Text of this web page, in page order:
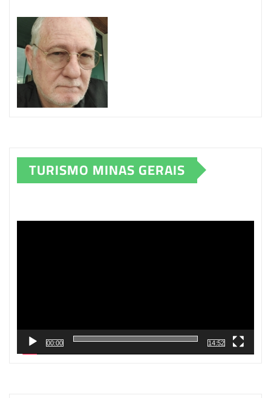
TURISMO MINAS GERAIS
00:00 14:52